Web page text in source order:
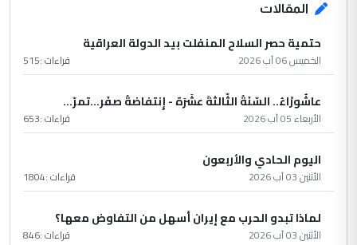
المقالات
حتمية حصر السلاح المنفلت بيد الدولة العراقية
الخميس 06 آب 2026 قراءات :515
عاشُورْاءُ.. السّنَةُ الثّالثةَ عشَرَة - إِنتفاضةُ صفَر…تمرّ...
الأربعاء 05 آب 2026 قراءات :653
اليوم الحادي والأربعون
الأثنين 03 آب 2026 قراءات :1804
لماذا تبدو الحرب مع إيران أسهل من التفاوض معها؟
الأثنين 03 آب 2026 قراءات :846